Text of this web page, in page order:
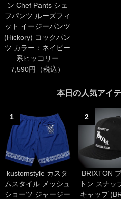
ン Chef Pants シェ
フパンツ ルーズフィ
ット イージーパンツ
(Hickory) コックパン
ツ カラー：ネイビー
系ヒッコリー
7,590円（税込）
本日の人気アイ
1
kustomstyle カスタ
ムスタイル メッシュ
ショーツ ジャージー
2
BRIXTON
トン スナッ
キャップ